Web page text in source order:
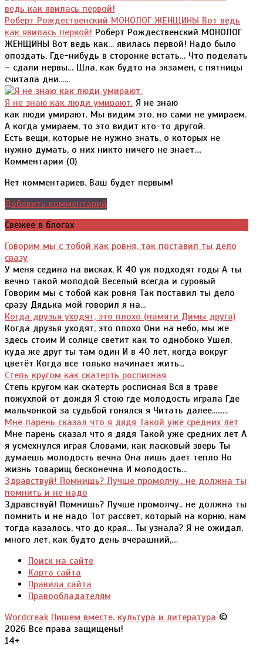
Роберт Рождественский МОНОЛОГ ЖЕНЩИНЫ Вот ведь
как явилась первой! Роберт Рождественский МОНОЛОГ
ЖЕНЩИНЫ Вот ведь как… явилась первой! Надо было
опоздать, Где-нибудь в сторонке встать… Что поделать
– сдали нервы… Шла, как будто на экзамен, с пятницы
считала дни…...
Я не знаю как люди умирают. Я не знаю
как люди умирают. Мы видим это, но сами не умираем.
А когда умираем, то это видит кто-то другой.
Есть вещи, которые не нужно знать, о которых не
нужно думать, о них никто ничего не знает....
Комментарии (0)
Нет комментариев. Ваш будет первым!
Добавить комментарий
Свежее в блогах
Говорим мы с тобой как ровня, так поставил ты дело
сразу
У меня седина на висках, К 40 уж подходят годы А ты
вечно такой молодой Веселый всегда и суровый
Говорим мы с тобой как ровня Так поставил ты дело
сразу Дядька мой говорил я на...
Когда друзья уходят, это плохо (памяти Димы друга)
Когда друзья уходят, это плохо Они на небо, мы же
здесь стоим И солнце светит как то однобоко Ушел,
куда же друг ты там один И в 40 лет, когда вокруг
цветёт Когда все только начинает жить...
Степь кругом как скатерть росписная
Степь кругом как скатерть росписная Вся в траве
пожухлой от дождя Я стою где молодость играла Где
мальчонкой за судьбой гонялся я Читать далее.........
Мне парень сказал что я дядя Такой уже средних лет
Мне парень сказал что я дядя Такой уже средних лет А
я усмехнулся играя Словами, как ласковый зверь Ты
думаешь молодость вечна Она лишь дает тепло Но
жизнь товарищ бесконечна И молодость...
Здравствуй! Помнишь? Лучше промолчу.. не должна ты
помнить и не надо
Здравствуй! Помнишь? Лучше промолчу.. не должна ты
помнить и не надо Тот рассвет, который на корню, нам
тогда казалось, что до края... Ты узнала? Я не ожидал,
много лет, как будто день вчерашний,...
Поиск на сайте
Карта сайта
Правила сайта
Правообладателям
Wordcreak Пишем вместе, культура и литература ©
2026 Все права защищены!
14+